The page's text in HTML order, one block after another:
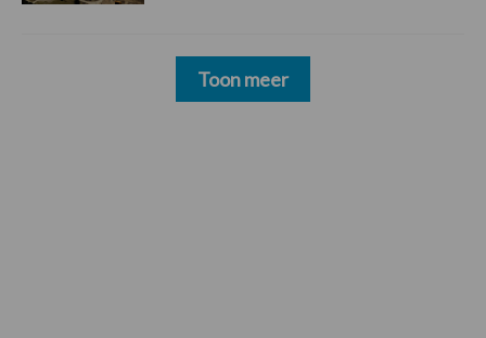
Toon meer